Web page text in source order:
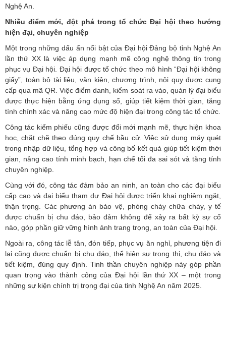
Nghệ An.
Nhiều điểm mới, đột phá trong tổ chức Đại hội theo hướng
hiện đại, chuyên nghiệp
Một trong những dấu ấn nổi bật của Đại hội Đảng bộ tỉnh Nghệ An
lần thứ XX là việc áp dụng mạnh mẽ công nghệ thông tin trong
phục vụ Đại hội. Đại hội được tổ chức theo mô hình “Đại hội không
giấy”, toàn bộ tài liệu, văn kiện, chương trình, nội quy được cung
cấp qua mã QR. Việc điểm danh, kiểm soát ra vào, quản lý đại biểu
được thực hiện bằng ứng dụng số, giúp tiết kiệm thời gian, tăng
tính chính xác và nâng cao mức độ hiện đại trong công tác tổ chức.
Công tác kiểm phiếu cũng được đổi mới mạnh mẽ, thực hiện khoa
học, chặt chẽ theo đúng quy chế bầu cử. Việc sử dụng máy quét
trong nhập dữ liệu, tổng hợp và công bố kết quả giúp tiết kiệm thời
gian, nâng cao tính minh bạch, hạn chế tối đa sai sót và tăng tính
chuyên nghiệp.
Cùng với đó, công tác đảm bảo an ninh, an toàn cho các đại biểu
cấp cao và đại biểu tham dự Đại hội được triển khai nghiêm ngặt,
thận trọng. Các phương án bảo vệ, phòng cháy chữa cháy, y tế
được chuẩn bị chu đáo, bảo đảm không để xảy ra bất kỳ sự cố
nào, góp phần giữ vững hình ảnh trang trọng, an toàn của Đại hội.
Ngoài ra, công tác lễ tân, đón tiếp, phục vụ ăn nghỉ, phương tiện đi
lại cũng được chuẩn bị chu đáo, thể hiện sự trọng thị, chu đáo và
tiết kiệm, đúng quy định. Tinh thần chuyên nghiệp này góp phần
quan trọng vào thành công của Đại hội lần thứ XX – một trong
những sự kiện chính trị trọng đại của tỉnh Nghệ An năm 2025.